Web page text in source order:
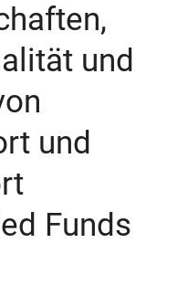
und
und
Funds